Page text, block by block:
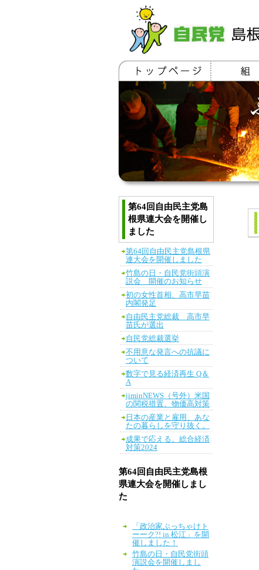
第64回自由民主党島
根県連大会を開催し
ました
第64回自由民主党島根県
連大会を開催しました
竹島の日・自民党街頭演
説会 開催のお知らせ
初の女性首相、高市早苗
内閣発足
自由民主党総裁 高市早
苗氏が選出
自民党総裁選挙
不用意な発言への抗議に
ついて
数字で見る経済再生 Q＆
A
jiminNEWS（号外）米国
の関税措置、物価高対策
日本の産業と雇用、あな
たの暮らしを守り抜く。
成果で応える。総合経済
対策2024
第64回自由民主党島根
県連大会を開催しまし
た
「政治家ぶっちゃけト
ーーク?! in 松江」を開
催しました！
竹島の日・自民党街頭
演説会を開催しまし